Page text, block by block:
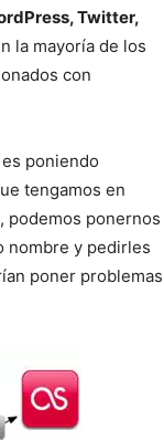
Twitter,
la mayoría de los
con
poniendo
tengamos en
podemos ponernos
nombre y pedirles
poner problemas